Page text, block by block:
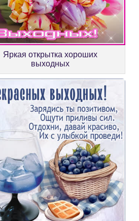
Яркая открытка хороших
выходных